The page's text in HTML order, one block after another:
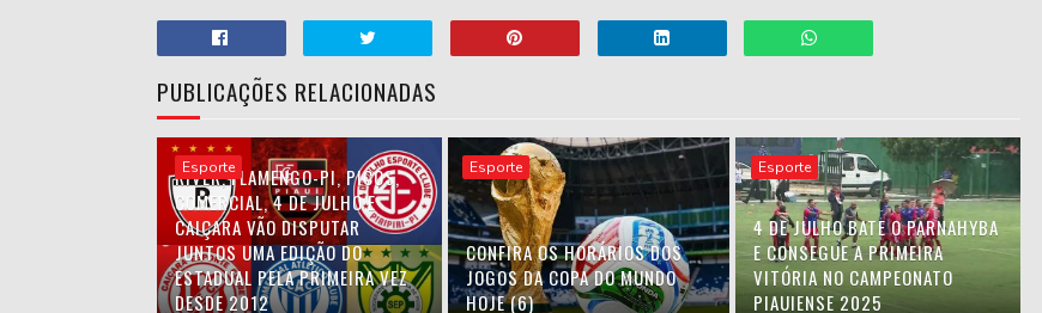
PUBLICAÇÕES RELACIONADAS
Esporte
RIVER, FLAMENGO-PI, PICOS,
COMERCIAL, 4 DE JULHO E
CAIÇARA VÃO DISPUTAR
JUNTOS UMA EDIÇÃO DO
ESTADUAL PELA PRIMEIRA VEZ
DESDE 2012
Esporte
CONFIRA OS HORÁRIOS DOS
JOGOS DA COPA DO MUNDO
HOJE (6)
Esporte
4 DE JULHO BATE O PARNAHYBA
E CONSEGUE A PRIMEIRA
VITÓRIA NO CAMPEONATO
PIAUIENSE 2025